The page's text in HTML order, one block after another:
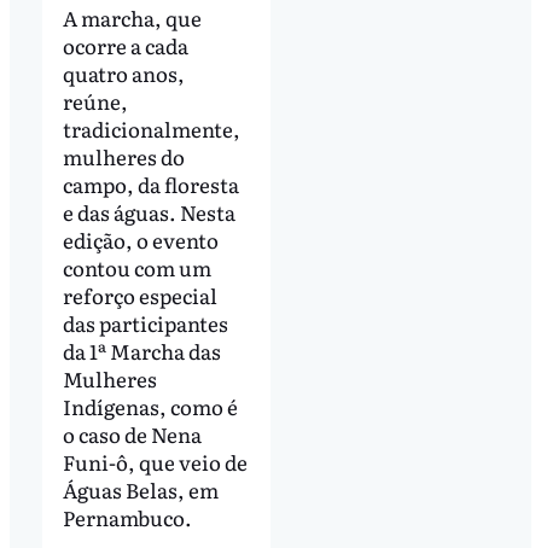
A marcha, que
ocorre a cada
quatro anos,
reúne,
tradicionalmente,
mulheres do
campo, da floresta
e das águas. Nesta
edição, o evento
contou com um
reforço especial
das participantes
da 1ª Marcha das
Mulheres
Indígenas, como é
o caso de Nena
Funi-ô, que veio de
Águas Belas, em
Pernambuco.